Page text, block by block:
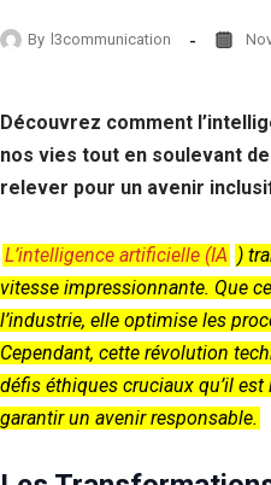
By l3communication
Découvrez comment
nos vies tout en soulevant
relever pour un avenir
L’intelligence artificielle (IA )
vitesse impressionnante. Que
l’industrie, elle optimise les
Cependant, cette révolution
défis éthiques cruciaux qu’il est
garantir un avenir responsable.